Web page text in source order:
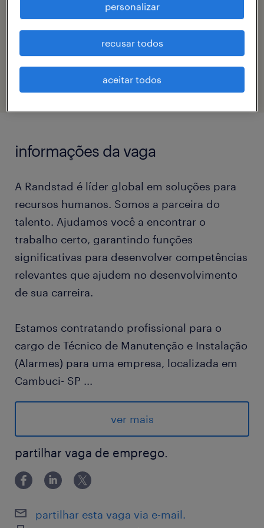
joyce carvalho viana
informações da vaga
A Randstad é líder global em soluções para
recursos humanos. Somos a parceira do
talento. Ajudamos você a encontrar o
trabalho certo, garantindo funções
significativas para desenvolver competências
relevantes que ajudem no desenvolvimento
de sua carreira.
Estamos contratando profissional para o
cargo de Técnico de Manutenção e Instalação
(Alarmes) para uma empresa, localizada em
Cambuci- SP ...
Modalidade De trabalho: Presencial
Tipo de contrato: Efetivo.
Horário de trabalho: 2a a 6a Feira das 09 as
18 hs com 01 hora de intervalo e sábados das
09 às 13hs
Benefícios: Vale transporte, Vale refeição de
Seguro de Vida e Assist Odontológica (sem
ver mais
partilhar vaga de emprego.
partilhar esta vaga via e-mail.
personalizar
recusar todos
aceitar todos